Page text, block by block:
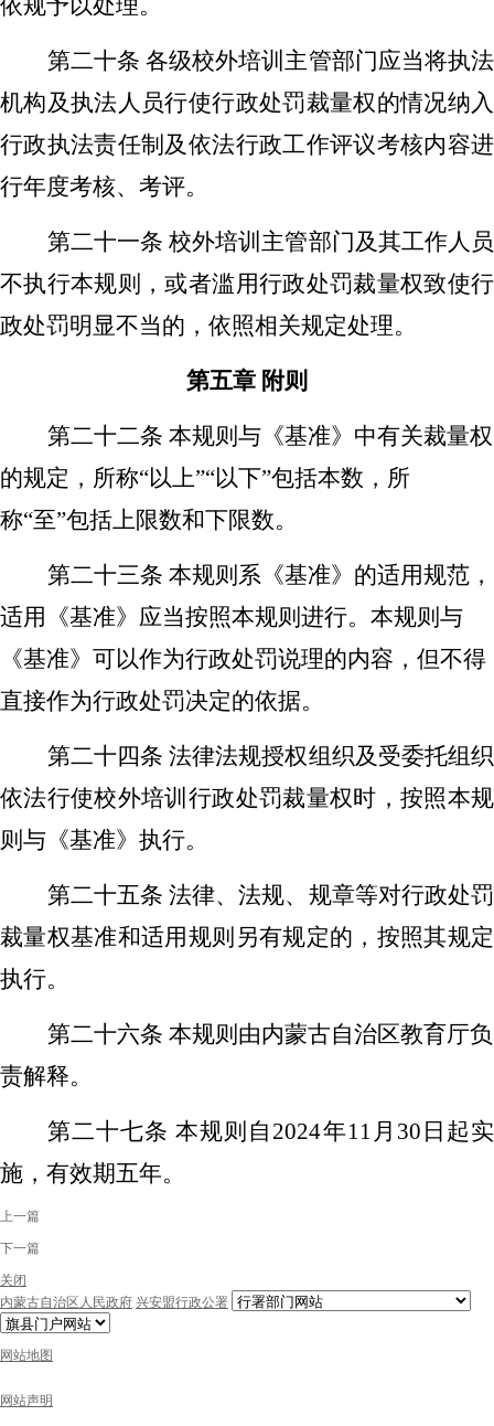
依规予以处理。
第二十条 各级校外培训主管部门应当将执法
机构及执法人员行使行政处罚裁量权的情况纳入
行政执法责任制及依法行政工作评议考核内容进
行年度考核、考评。
第二十一条 校外培训主管部门及其工作人员
不执行本规则，或者滥用行政处罚裁量权致使行
政处罚明显不当的，依照相关规定处理。
第五章 附则
第二十二条 本规则与《基准》中有关裁量权
的规定，所称“以上”“以下”包括本数，所
称“至”包括上限数和下限数。
第二十三条 本规则系《基准》的适用规范，
适用《基准》应当按照本规则进行。 本规则与
《基准》可以作为行政处罚说理的内容，但不得
直接作为行政处罚决定的依据。
第二十四条 法律法规授权组织及受委托组织
依法行使校外培训行政处罚裁量权时，按照本规
则与《基准》执行。
第二十五条 法律、法规、规章等对行政处罚
裁量权基准和适用规则另有规定的，按照其规定
执行。
第二十六条 本规则由内蒙古自治区教育厅负
责解释。
第二十七条 本规则自 2024年11月30日起实
施，有效期五年。
上一篇
下一篇
关闭
内蒙古自治区人民政府 兴安盟行政公署
网站地图
网站声明